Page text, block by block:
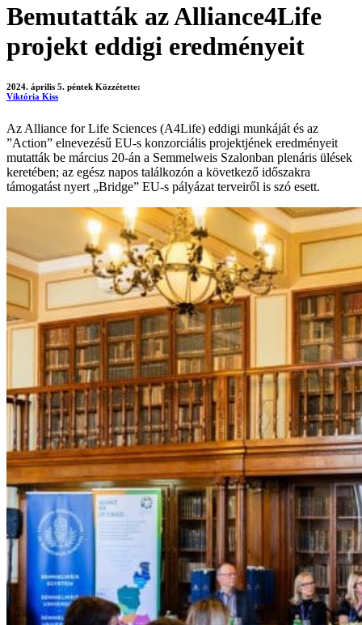
Bemutatták az Alliance4Life
projekt eddigi eredményeit
2024. április 5. péntek Közzétette:
Viktória Kiss
Az Alliance for Life Sciences (A4Life) eddigi munkáját és az
”Action” elnevezésű EU-s konzorciális projektjének eredményeit
mutatták be március 20-án a Semmelweis Szalonban plenáris ülések
keretében; az egész napos találkozón a következő időszakra
támogatást nyert „Bridge” EU-s pályázat terveiről is szó esett.